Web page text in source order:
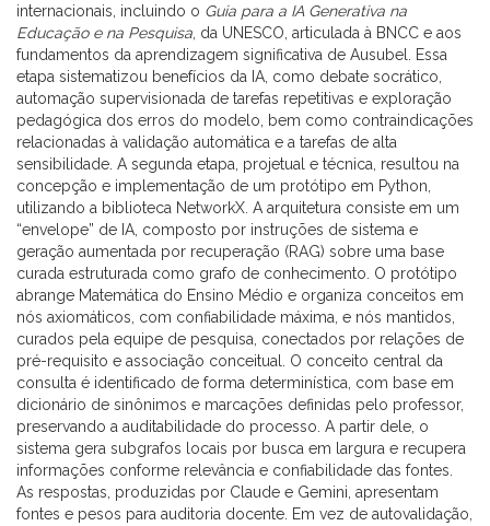
internacionais, incluindo o Guia para a IA Generativa na
Educação e na Pesquisa , da UNESCO, articulada à BNCC e aos
fundamentos da aprendizagem significativa de Ausubel. Essa
etapa sistematizou benefícios da IA, como debate socrático,
automação supervisionada de tarefas repetitivas e exploração
pedagógica dos erros do modelo, bem como contraindicações
relacionadas à validação automática e a tarefas de alta
sensibilidade. A segunda etapa, projetual e técnica, resultou na
concepção e implementação de um protótipo em Python,
utilizando a biblioteca NetworkX. A arquitetura consiste em um
“envelope” de IA, composto por instruções de sistema e
geração aumentada por recuperação (RAG) sobre uma base
curada estruturada como grafo de conhecimento. O protótipo
abrange Matemática do Ensino Médio e organiza conceitos em
nós axiomáticos, com confiabilidade máxima, e nós mantidos,
curados pela equipe de pesquisa, conectados por relações de
pré-requisito e associação conceitual. O conceito central da
consulta é identificado de forma determinística, com base em
dicionário de sinônimos e marcações definidas pelo professor,
preservando a auditabilidade do processo. A partir dele, o
sistema gera subgrafos locais por busca em largura e recupera
informações conforme relevância e confiabilidade das fontes.
As respostas, produzidas por Claude e Gemini, apresentam
fontes e pesos para auditoria docente. Em vez de autovalidação,